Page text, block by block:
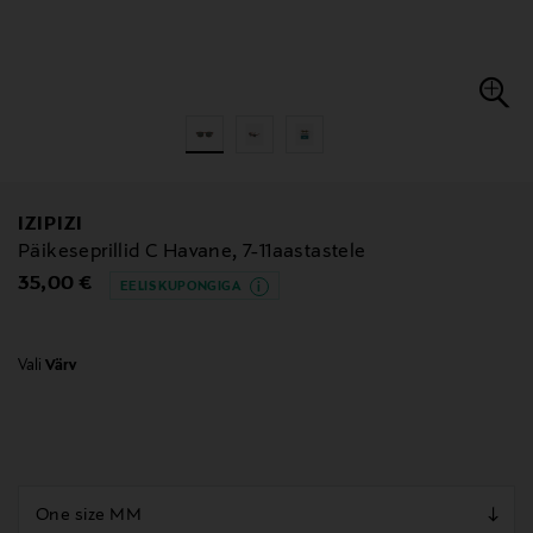
IZIPIZI
Päikeseprillid C Havane, 7-11aastastele
Original Price
35,00 € EELIS KUPONGIGA
Vali Värv